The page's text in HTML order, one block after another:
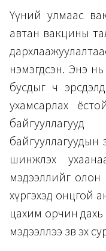
Үүний улмаас
автан вакцины
нэмэгдсэн. Энэ нь
бусдыг ч
ухамсарлах
байгууллагуудын
шинжлэх
мэдээллийг олон
хүргэхэд онцгой
цахим орчин дахь
мэдээллээ зөв эх